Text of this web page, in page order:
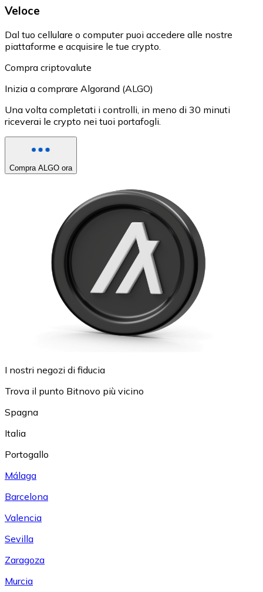
Veloce
Dal tuo cellulare o computer puoi accedere alle nostre
piattaforme e acquisire le tue crypto.
Compra criptovalute
Inizia a comprare Algorand (ALGO)
Una volta completati i controlli, in meno di 30 minuti
riceverai le crypto nei tuoi portafogli.
Compra ALGO ora
I nostri negozi di fiducia
Trova il punto Bitnovo più vicino
Spagna
Italia
Portogallo
Málaga
Barcelona
Valencia
Sevilla
Zaragoza
Murcia